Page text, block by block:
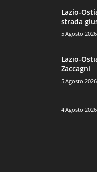
Lazio-
strada
5 Agosto 2026
Lazio-
Zaccagni
5 Agosto 2026
4 Agosto 2026